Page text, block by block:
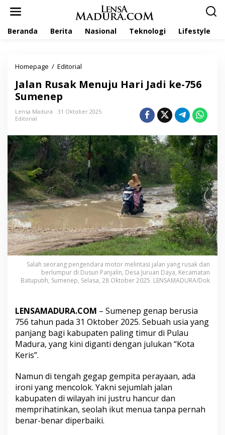
Beranda Berita Nasional Teknologi Lifestyle
Homepage / Editorial
l
R
a
k
M
e
n
u
j
u
r
i
J
a
d
i
k
7
5
S
u
n
e
p
Jalan Rusak Menuju Hari Jadi ke-756
Sumenep
Lensa Madura
31 Oktober 2025
Editorial
Salah seorang pengendara motor melintasi jalan yang rusak dan
berlumpur di Dusun Panjalin, Desa Juruan Daya, Kecamatan
Batuputih, Sumenep, Selasa, 28 Oktober 2025. LENSAMADURA/Dok
LENSAMADURA.COM – Sumenep genap berusia
756 tahun pada 31 Oktober 2025. Sebuah usia yang
panjang bagi kabupaten paling timur di Pulau
Madura, yang kini diganti dengan julukan “Kota
Keris”.
Namun di tengah gegap gempita perayaan, ada
ironi yang mencolok. Yakni sejumlah jalan
kabupaten di wilayah ini justru hancur dan
memprihatinkan, seolah ikut menua tanpa pernah
benar-benar diperbaiki.